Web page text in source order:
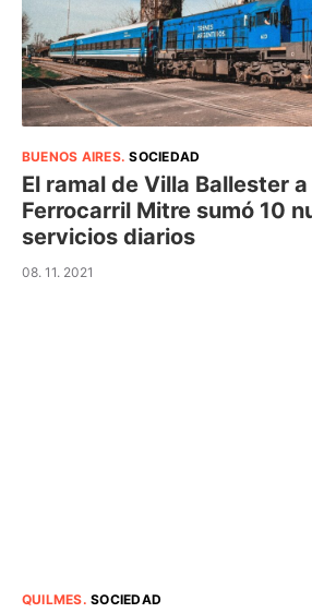
PROVINCIAS
ELECCIONES 2023
BUENOS AIRES.SOCIEDAD
El ramal de Villa Ballester
Ferrocarril Mitre sumó 10
servicios diarios
08. 11. 2021
QUILMES.SOCIEDAD